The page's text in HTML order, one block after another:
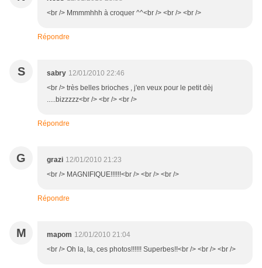
<br /> Mmmmhhh à croquer ^^<br /> <br /> <br />
Répondre
S sabry 12/01/2010 22:46
<br /> très belles brioches , j'en veux pour le petit dèj
.....bizzzzz<br /> <br /> <br />
Répondre
G grazi 12/01/2010 21:23
<br /> MAGNIFIQUE!!!!!!<br /> <br /> <br />
Répondre
M mapom 12/01/2010 21:04
<br /> Oh la, la, ces photos!!!!!! Superbes!!<br /> <br /> <br />